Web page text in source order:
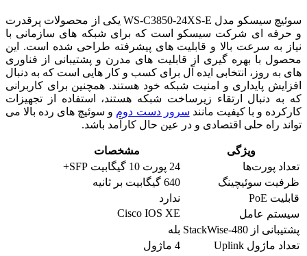
سوئیچ سیسکو مدل WS-C3850-24XS-E یکی از محصولات پرقدرت
و حرفه ای شرکت سیسکو است که برای شبکه های سازمانی با
نیاز به سرعت بالا و قابلیت های پیشرفته طراحی شده است. این
محصول با بهره گیری از قابلیت های مدرن و پشتیبانی از فناوری
های به روز، انتخابی ایده آل برای کسب و کار هایی است که به دنبال
افزایش پایداری و امنیت شبکه خود هستند. همچنین برای کاربرانی
که به دنبال ارتقاء زیرساخت شبکه هستند، استفاده از تجهیزات
کارکرده و با کیفیت مانند سرور دست دوم و سوئیچ های رده بالا می
تواند راه حلی اقتصادی و در عین حال کارآمد باشد.
ویژگی
مشخصات
تعداد پورت‌ها
24 پورت 10 گیگابیت SFP+
ظرفیت سوئیچینگ
640 گیگابیت بر ثانیه
قابلیت PoE
ندارد
سیستم عامل
Cisco IOS XE
پشتیبانی از StackWise-480
بله
تعداد ماژول Uplink
4 ماژول